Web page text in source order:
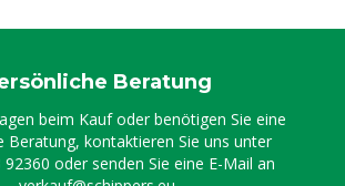
Beratung
beim Kauf oder benötigen Sie eine
Beratung, kontaktieren Sie uns unter
92360 oder senden Sie eine E-Mail an